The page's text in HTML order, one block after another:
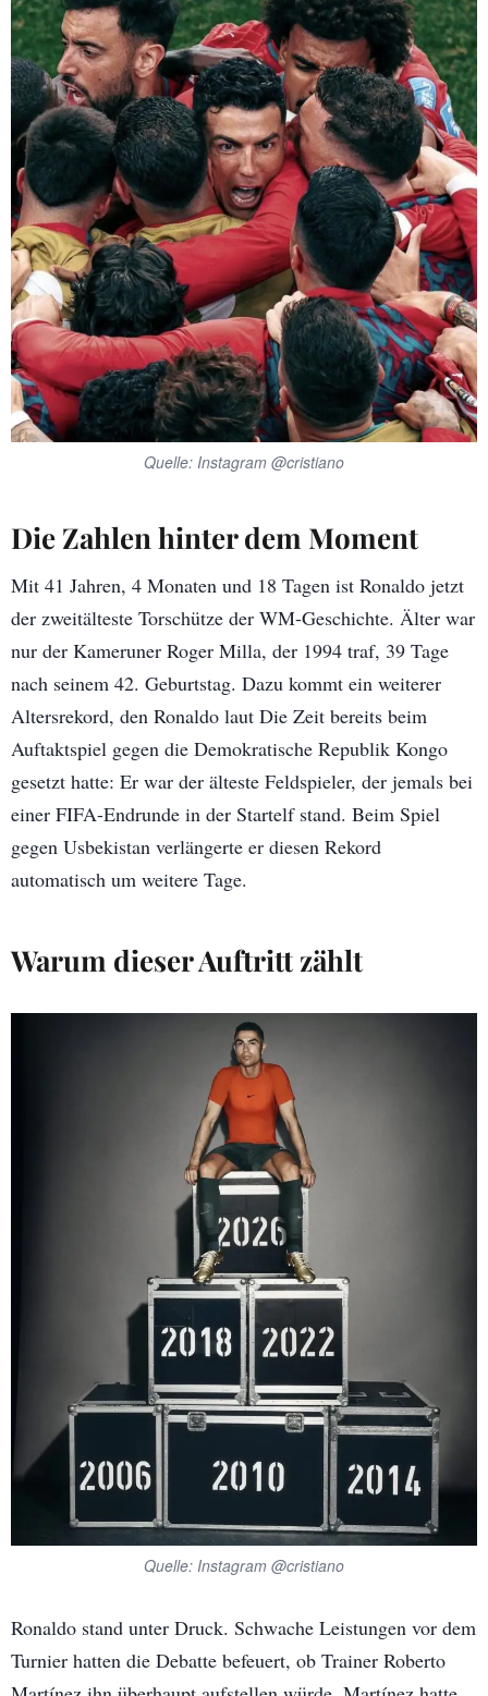
Quelle: Instagram @cristiano
Die Zahlen hinter dem Moment
Mit 41 Jahren, 4 Monaten und 18 Tagen ist Ronaldo jetzt
der zweitälteste Torschütze der WM-Geschichte. Älter war
nur der Kameruner Roger Milla, der 1994 traf, 39 Tage
nach seinem 42. Geburtstag. Dazu kommt ein weiterer
Altersrekord, den Ronaldo laut Die Zeit bereits beim
Auftaktspiel gegen die Demokratische Republik Kongo
gesetzt hatte: Er war der älteste Feldspieler, der jemals bei
einer FIFA-Endrunde in der Startelf stand. Beim Spiel
gegen Usbekistan verlängerte er diesen Rekord
automatisch um weitere Tage.
Warum dieser Auftritt zählt
Quelle: Instagram @cristiano
Ronaldo stand unter Druck. Schwache Leistungen vor dem
Turnier hatten die Debatte befeuert, ob Trainer Roberto